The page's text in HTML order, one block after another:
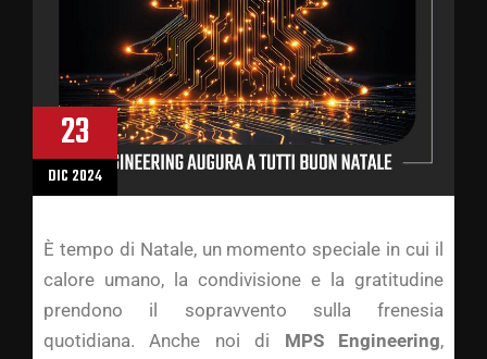
23
DIC 2024
È tempo di Natale, un momento speciale in cui il
calore umano, la condivisione e la gratitudine
prendono il sopravvento sulla frenesia
quotidiana. Anche noi di MPS Engineering,